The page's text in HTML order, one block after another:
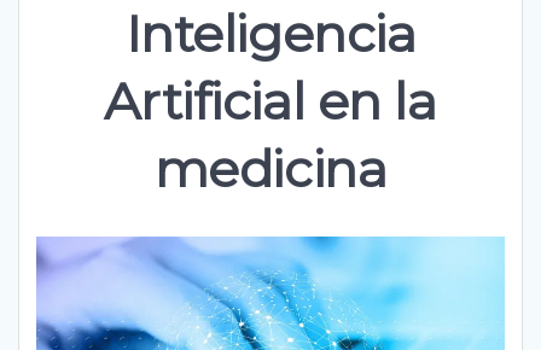
Inteligencia
Artificial en la
medicina